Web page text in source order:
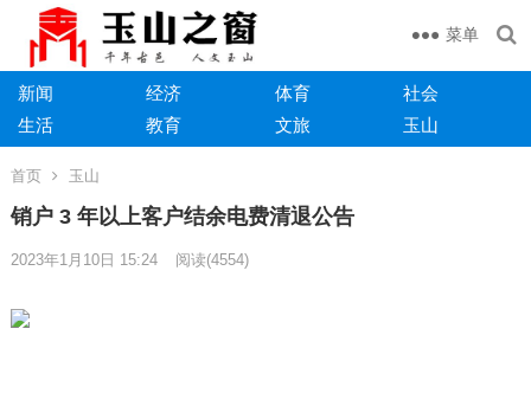
菜单
新闻 经济 体育
社会
生活
教育 文旅 玉山
首页 玉山
销户 3 年以上客户结余电费清退公告
2023年1月10日 15:24 阅读(4554)